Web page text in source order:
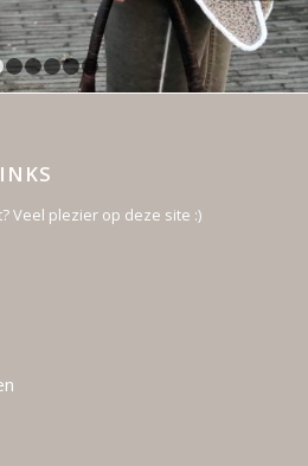
3 5 6
Veel plezier op deze site :)